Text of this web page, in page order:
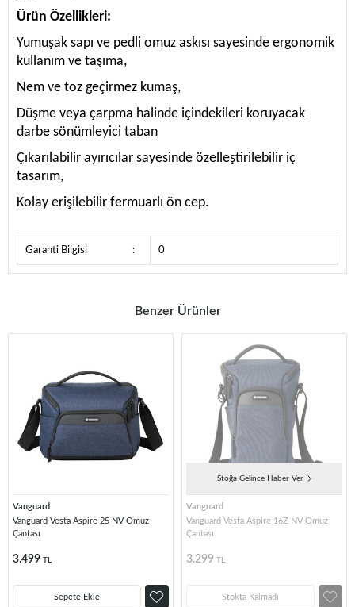
Ürün Özellikleri:
Yumuşak sapı ve pedli omuz askısı sayesinde ergonomik
kullanım ve taşıma,
Nem ve toz geçirmez kumaş,
Düşme veya çarpma halinde içindekileri koruyacak
darbe sönümleyici taban
Çıkarılabilir ayırıcılar sayesinde özelleştirilebilir iç
tasarım,
Kolay erişilebilir fermuarlı ön cep.
Garanti Bilgisi : 0
Benzer Ürünler
Vanguard
Vanguard Vesta Aspire 25 NV Omuz
Çantası
3.499 TL
Sepete Ekle
Stoğa Gelince Haber Ver
Vanguard
Vanguard Vesta Aspire 16Z NV Omuz
Çantası
3.299 TL
Stokta Kalmadı